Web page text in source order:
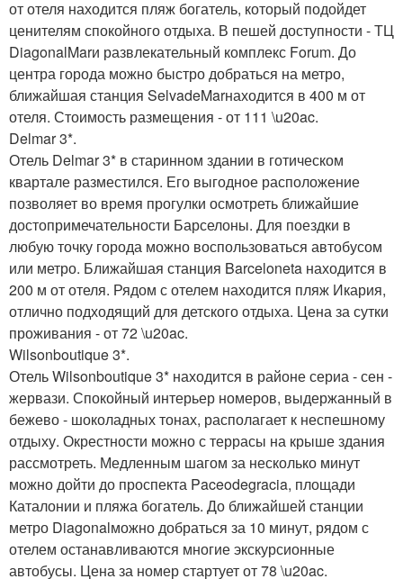
от отеля находится пляж богатель, который подойдет
ценителям спокойного отдыха. В пешей доступности - ТЦ
DiagonalMarи развлекательный комплекс Forum. До
центра города можно быстро добраться на метро,
ближайшая станция SelvadeMarнаходится в 400 м от
отеля. Стоимость размещения - от 111 \u20ac.
Delmar 3*.
Отель Delmar 3* в старинном здании в готическом
квартале разместился. Его выгодное расположение
позволяет во время прогулки осмотреть ближайшие
достопримечательности Барселоны. Для поездки в
любую точку города можно воспользоваться автобусом
или метро. Ближайшая станция Barceloneta находится в
200 м от отеля. Рядом с отелем находится пляж Икария,
отлично подходящий для детского отдыха. Цена за сутки
проживания - от 72 \u20ac.
Wilsonboutique 3*.
Отель Wilsonboutique 3* находится в районе сериа - сен -
жервази. Спокойный интерьер номеров, выдержанный в
бежево - шоколадных тонах, располагает к неспешному
отдыху. Окрестности можно с террасы на крыше здания
рассмотреть. Медленным шагом за несколько минут
можно дойти до проспекта Paceodegracia, площади
Каталонии и пляжа богатель. До ближайшей станции
метро Diagonalможно добраться за 10 минут, рядом с
отелем останавливаются многие экскурсионные
автобусы. Цена за номер стартует от 78 \u20ac.